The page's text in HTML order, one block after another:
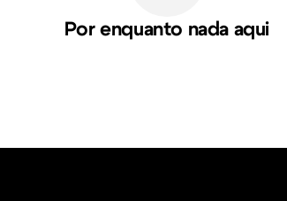
Por enquanto nada aqui